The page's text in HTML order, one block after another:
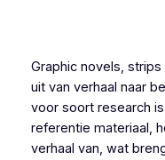
Graphic novels,
uit van verhaal naar
voor soort research
referentie materiaal,
verhaal van, wat